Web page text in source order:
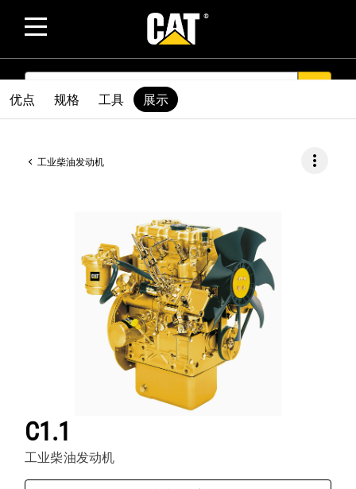
SEARCH
工业柴油发动机 more_vert
C1.1
工业柴油发动机
优点 规格 工具 展示